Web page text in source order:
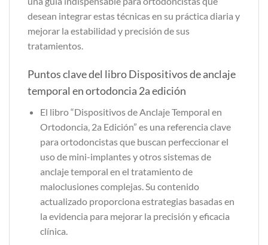
desean integrar estas técnicas en su práctica diaria y
mejorar la estabilidad y precisión de sus
tratamientos.
Puntos clave del libro Dispositivos de anclaje
temporal en ortodoncia 2a edición
El libro “Dispositivos de Anclaje Temporal en
Ortodoncia, 2a Edición” es una referencia clave
para ortodoncistas que buscan perfeccionar el
uso de mini-implantes y otros sistemas de
anclaje temporal en el tratamiento de
maloclusiones complejas. Su contenido
actualizado proporciona estrategias basadas en
la evidencia para mejorar la precisión y eficacia
clínica.